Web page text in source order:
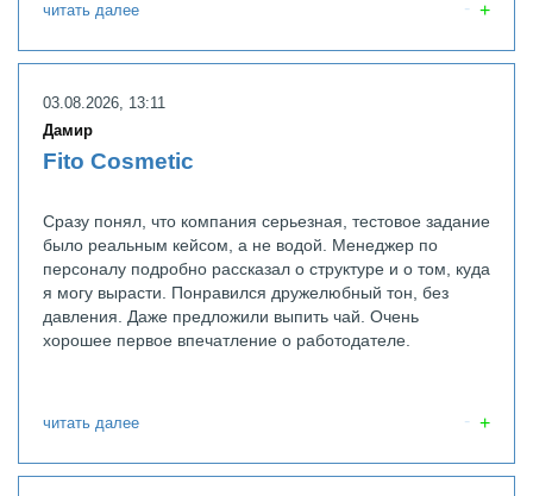
читать далее
03.08.2026, 13:11
Дамир
Fito Cosmetic
Сразу понял, что компания серьезная, тестовое задание
было реальным кейсом, а не водой. Менеджер по
персоналу подробно рассказал о структуре и о том, куда
я могу вырасти. Понравился дружелюбный тон, без
давления. Даже предложили выпить чай. Очень
хорошее первое впечатление о работодателе.
читать далее